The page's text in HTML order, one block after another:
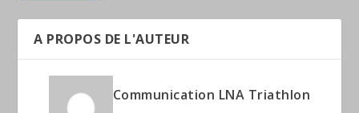
A PROPOS DE L'AUTEUR
Communication LNA Triathlon